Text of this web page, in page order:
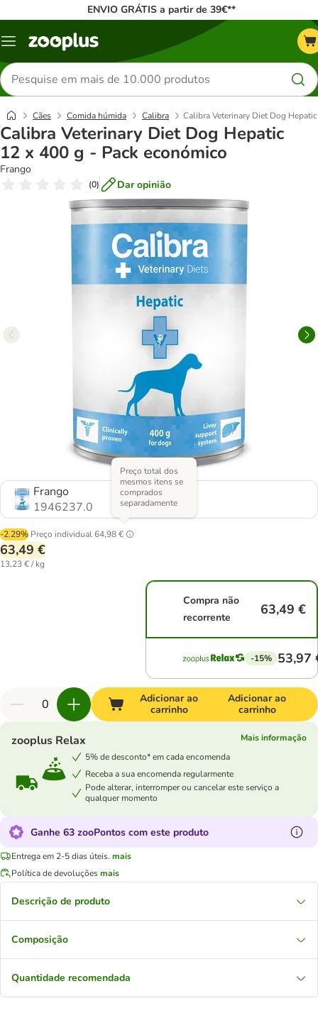
ENVIO GRÁTIS a partir de 39€**
Menu
Pesquisar
produtos
Cães Comida húmida Calibra Calibra Veterinary Diet Dog
Calibra Veterinary Diet Dog Hepatic
12 x 400 g - Pack económico
Frango
(0) Dar opinião
Frango
1946237.0
-2.29% Preço individual64,98 €
Preço total dos
mesmos itens se
comprados
separadamente
63,49 €
13,23 € / kg
Compra não
recorrente
63,49 €
-15% 53,97
Adicionar ao
carrinho
Adicionar ao
carrinho
zooplus Relax
Mais informação
5% de desconto* em cada encomenda
Receba a sua encomenda regularmente
Pode alterar, interromper ou cancelar este serviço a
qualquer momento
Ganhe 63 zooPontos com este produto
Entrega em 2-5 dias úteis. mais
Política de devoluçõesmais
Descrição de produto
Composição
Quantidade recomendada